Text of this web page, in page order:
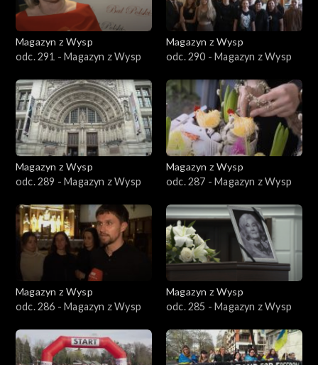
Magazyn z Wysp
odc. 291 - Magazyn z Wysp
Magazyn z Wysp
odc. 290 - Magazyn z Wysp
Magazyn z Wysp
odc. 289 - Magazyn z Wysp
Magazyn z Wysp
odc. 287 - Magazyn z Wysp
Magazyn z Wysp
odc. 286 - Magazyn z Wysp
Magazyn z Wysp
odc. 285 - Magazyn z Wysp